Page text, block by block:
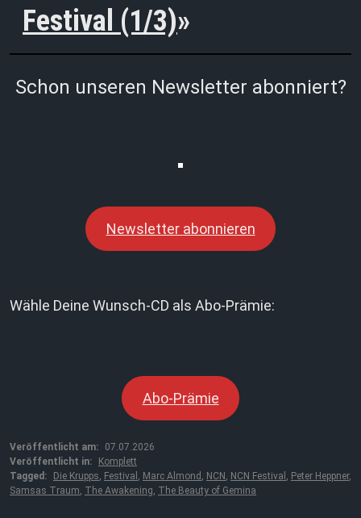
Festival (1/3)
Schon unseren Newsletter abonniert?
Newsletter abonnieren
Wähle Deine Wunsch-CD als Abo-Prämie:
Abo-Prämie
Veröffentlicht am:
07.07.2026
Veröffentlicht in:
Komplett
Tagged:
Die Krupps, Festival , Marc Almond , NCN , NCN Festival , Peter Heppner,
Samsas Traum, The Awakening, The Beauty of Gemina